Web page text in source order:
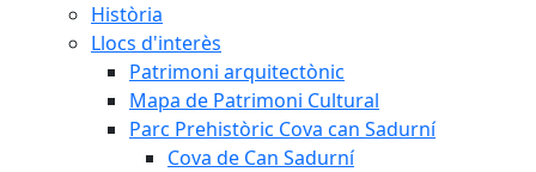
Història
Llocs d'interès
Patrimoni arquitectònic
Mapa de Patrimoni Cultural
Parc Prehistòric Cova can Sadurní
Cova de Can Sadurní